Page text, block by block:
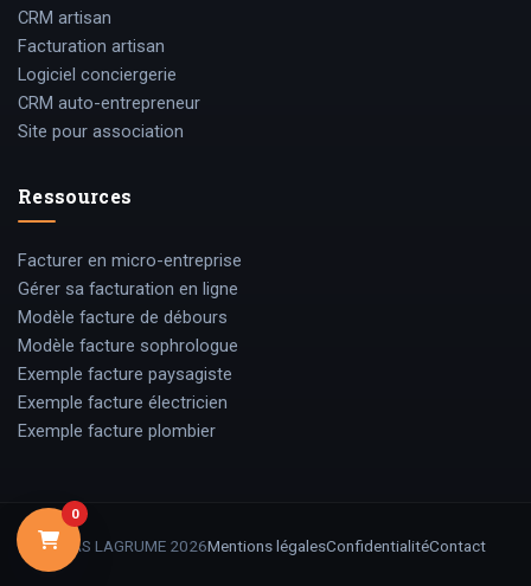
0
CRM artisan
Facturation artisan
Logiciel conciergerie
CRM auto-entrepreneur
Site pour association
Ressources
Facturer en micro-entreprise
Gérer sa facturation en ligne
Modèle facture de débours
Modèle facture sophrologue
Exemple facture paysagiste
Exemple facture électricien
Exemple facture plombier
© SAS LAGRUME 2026Mentions légalesConfidentialitéContact